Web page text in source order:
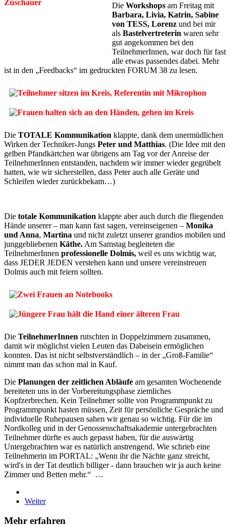
Die Workshops am Freitag mit
Barbara, Livia, Katrin, Sabine
von TESS, Lorenz und bei mir
als Bastelvertreterin waren sehr
gut angekommen bei den
TeilnehmerInnen, war doch für fast
alle etwas passendes dabei. Mehr
ist in den „Feedbacks“ im gedruckten FORUM 38 zu lesen.
Die TOTALE Kommunikation klappte, dank dem unermüdlichen
Wirken der Techniker-Jungs Peter und Matthias. (Die Idee mit den
gelben Pfandkärtchen war übrigens am Tag vor der Anreise der
TeilnehmerInnen entstanden, nachdem wir immer wieder gegrübelt
hatten, wie wir sicherstellen, dass Peter auch alle Geräte und
Schleifen wieder zurückbekam…)
Die totale Kommunikation klappte aber auch durch die fliegenden
Hände unserer – man kann fast sagen, vereinseigenen – Monika
und Anna, Martina und nicht zuletzt unserer grandios mobilen und
junggebliebenen Käthe. Am Samstag begleiteten die
TeilnehmerInnen professionelle Dolmis, weil es uns wichtig war,
dass JEDER JEDEN verstehen kann und unsere vereinstreuen
Dolmis auch mit feiern sollten.
Die TeilnehmerInnen rutschten in Doppelzimmern zusammen,
damit wir möglichst vielen Leuten das Dabeisein ermöglichen
konnten. Das ist nicht selbstverständlich – in der „Groß-Familie“
nimmt man das schon mal in Kauf.
Die Planungen der zeitlichen Abläufe am gesamten Wochenende
bereiteten uns in der Vorbereitungsphase ziemliches
Kopfzerbrechen. Kein Teilnehmer sollte von Programmpunkt zu
Programmpunkt hasten müssen, Zeit für persönliche Gespräche und
individuelle Ruhepausen sahen wir genau so wichtig. Für die im
Nordkolleg und in der Genossenschaftsakademie untergebrachten
Teilnehmer dürfte es auch gepasst haben, für die auswärtig
Untergebrachten war es natürlich anstrengend. Wie schrieb eine
Teilnehmerin im PORTAL: „Wenn ihr die Nächte ganz streicht,
wird's in der Tat deutlich billiger - dann brauchen wir ja auch keine
Zimmer und Betten mehr.“ …
Weiter
Mehr erfahren